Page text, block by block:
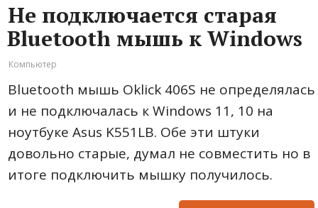
Не подключается старая
Bluetooth мышь к Windows
Компьютер
Bluetooth мышь Oklick 406S не определялась
и не подключалась к Windows 11, 10 на
ноутбуке Asus K551LB. Обе эти штуки
довольно старые, думал не совместить но в
итоге подключить мышку получилось.